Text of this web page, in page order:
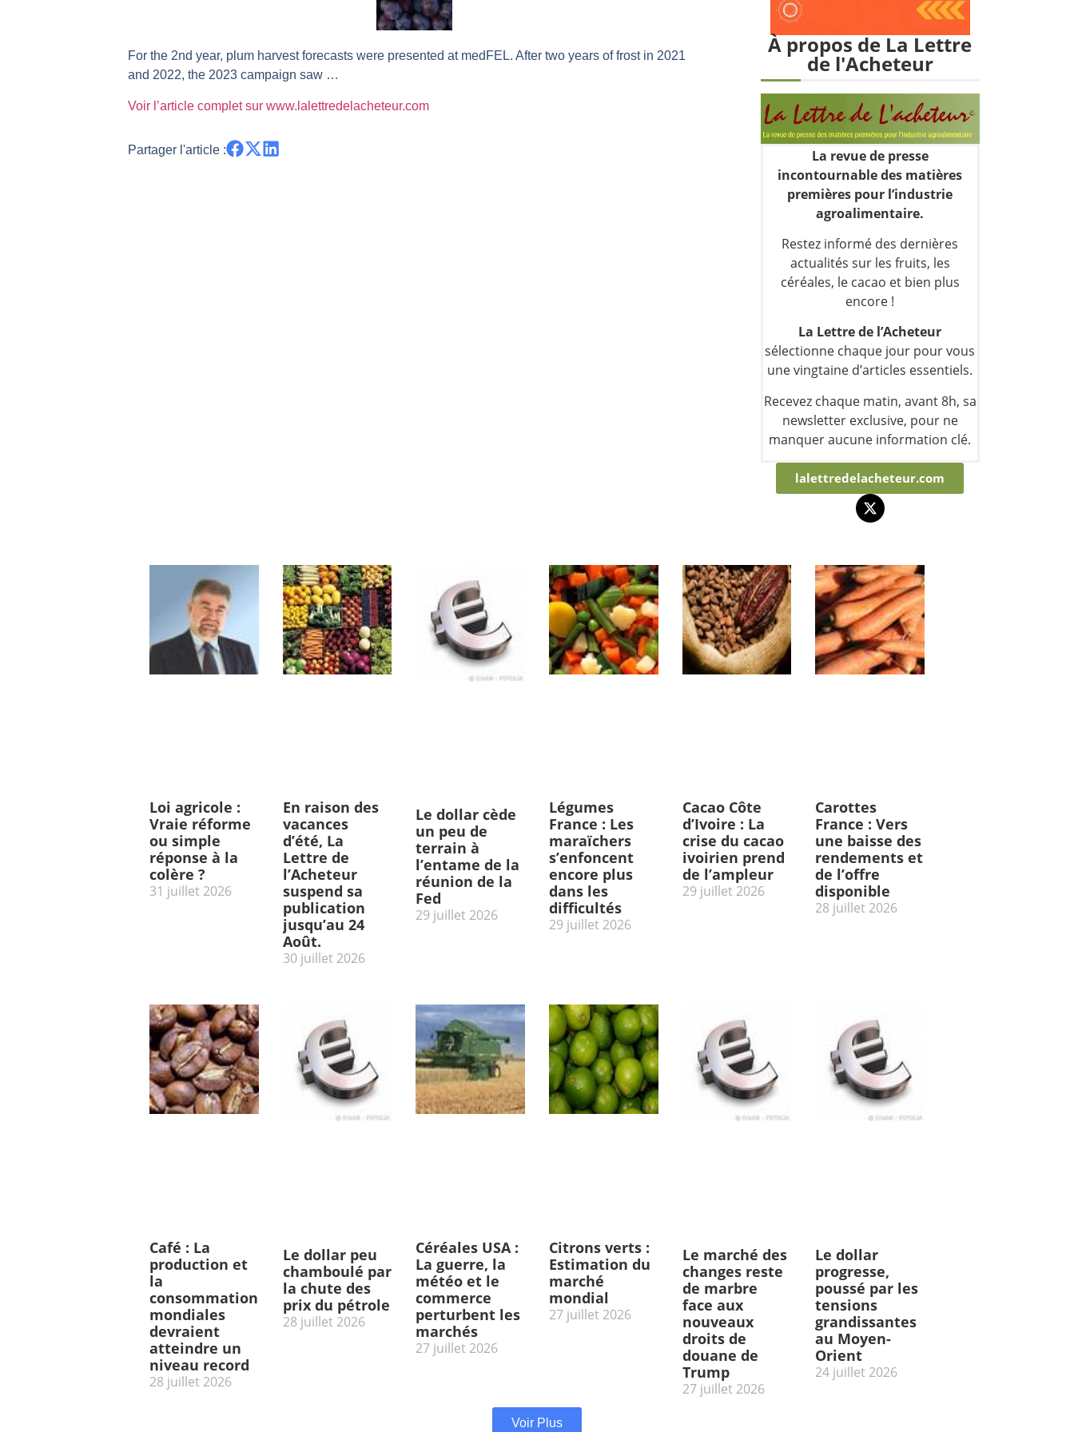
REMY COINTREAU : Le rebond est-il enfin confirmé ? | Daniel Cohen de Lara – Market Movers
CAC 40 : Vers un nouveau record ? Analyse avant la décision de la Fed | Denis Desclos – Chrono CAC
Bernard Prats-Desclaux : Penser les marchés à l’ère des ruptures | Interview Littéraire
S&P500 : Des records, mais toujours de la vigueur | Ludovick Bertola – Les Echos de Wall Street
NASDAQ : La tendance haussière reste intacte | Ludovick Bertola – Les Echos de Wall Street
For the 2nd year, plum harvest forecasts were presented at medFEL. After two years of frost in 2021
and 2022, the 2023 campaign saw …
Voir l’article complet sur www.lalettredelacheteur.com
Partager l'article :
À propos de La Lettre
de l'Acheteur
La revue de presse
incontournable des matières
premières pour l’industrie
agroalimentaire.
Restez informé des dernières
actualités sur les fruits, les
céréales, le cacao et bien plus
encore !
La Lettre de l’Acheteur
sélectionne chaque jour pour vous
une vingtaine d’articles essentiels.
Recevez chaque matin, avant 8h, sa
newsletter exclusive, pour ne
manquer aucune information clé.
lalettredelacheteur.com
Loi agricole :
Vraie réforme
ou simple
réponse à la
colère ?
31 juillet 2026
En raison des
vacances
d’été, La
Lettre de
l’Acheteur
suspend sa
publication
jusqu’au 24
Août.
30 juillet 2026
Le dollar cède
un peu de
terrain à
l’entame de la
réunion de la
Fed
29 juillet 2026
Légumes
France : Les
maraïchers
s’enfoncent
encore plus
dans les
difficultés
29 juillet 2026
Cacao Côte
d’Ivoire : La
crise du cacao
ivoirien prend
de l’ampleur
29 juillet 2026
Carottes
France : Vers
une baisse des
rendements et
de l’offre
disponible
28 juillet 2026
Café : La
production et
la
consommation
mondiales
devraient
atteindre un
niveau record
28 juillet 2026
Le dollar peu
chamboulé par
la chute des
prix du pétrole
28 juillet 2026
Céréales USA :
La guerre, la
météo et le
commerce
perturbent les
marchés
27 juillet 2026
Citrons verts :
Estimation du
marché
mondial
27 juillet 2026
Le marché des
changes reste
de marbre
face aux
nouveaux
droits de
douane de
Trump
27 juillet 2026
Le dollar
progresse,
poussé par les
tensions
grandissantes
au Moyen-
Orient
24 juillet 2026
Voir Plus